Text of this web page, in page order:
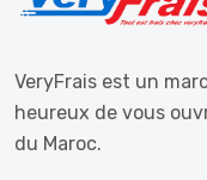
VeryFrais est un
heureux de vous
du Maroc.